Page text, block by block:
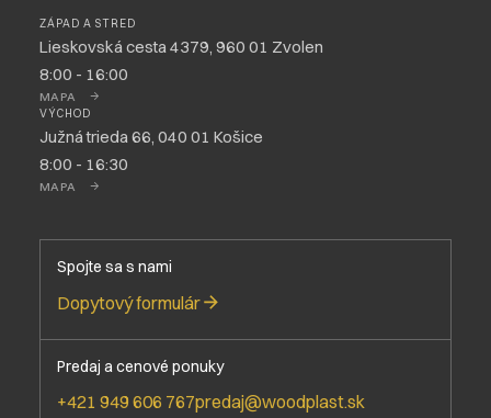
ZÁPAD A STRED
Lieskovská cesta 4379, 960 01 Zvolen
8:00 - 16:00
MAPA
VÝCHOD
Južná trieda 66, 040 01 Košice
8:00 - 16:30
MAPA
Spojte sa s nami
Dopytový formulár
Predaj a cenové ponuky
+421 949 606 767predaj@woodplast.sk